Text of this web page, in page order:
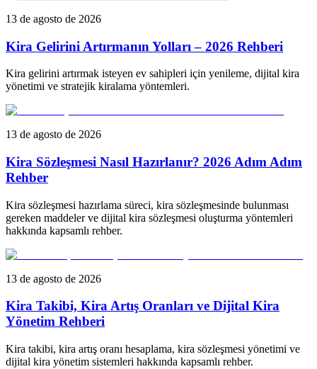
13 de agosto de 2026
Kira Gelirini Artırmanın Yolları – 2026 Rehberi
Kira gelirini artırmak isteyen ev sahipleri için yenileme, dijital kira
yönetimi ve stratejik kiralama yöntemleri.
13 de agosto de 2026
Kira Sözleşmesi Nasıl Hazırlanır? 2026 Adım Adım
Rehber
Kira sözleşmesi hazırlama süreci, kira sözleşmesinde bulunması
gereken maddeler ve dijital kira sözleşmesi oluşturma yöntemleri
hakkında kapsamlı rehber.
13 de agosto de 2026
Kira Takibi, Kira Artış Oranları ve Dijital Kira
Yönetim Rehberi
Kira takibi, kira artış oranı hesaplama, kira sözleşmesi yönetimi ve
dijital kira yönetim sistemleri hakkında kapsamlı rehber.